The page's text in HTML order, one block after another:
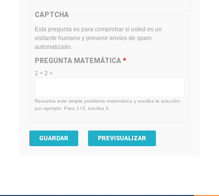
CAPTCHA
Esta pregunta es para comprobar si usted es un
visitante humano y prevenir envíos de spam
automatizado.
PREGUNTA MATEMÁTICA *
2 + 2 =
Resuelva este simple problema matemático y escriba la solución;
por ejemplo: Para 1+3, escriba 4.